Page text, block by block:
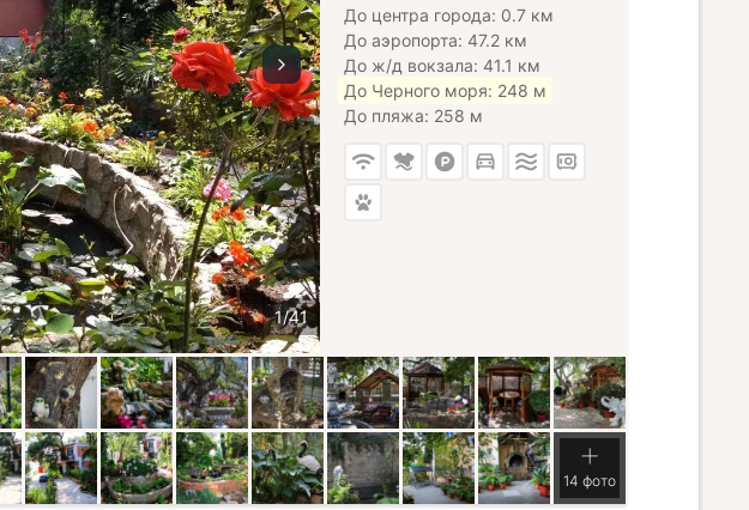
До центра города: 0.7 км
До аэропорта: 47.2 км
До ж/д вокзала: 41.1 км
До Черного моря: 248 м
До пляжа: 258 м
14 фото